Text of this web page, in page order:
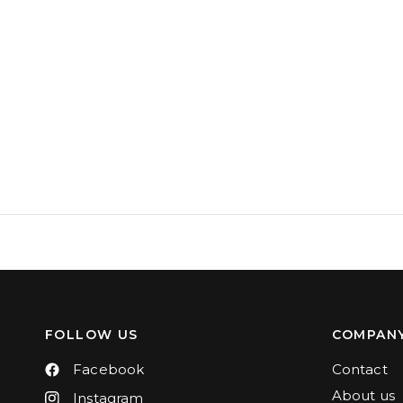
FOLLOW US
Facebook
Instagram
Contact
About us